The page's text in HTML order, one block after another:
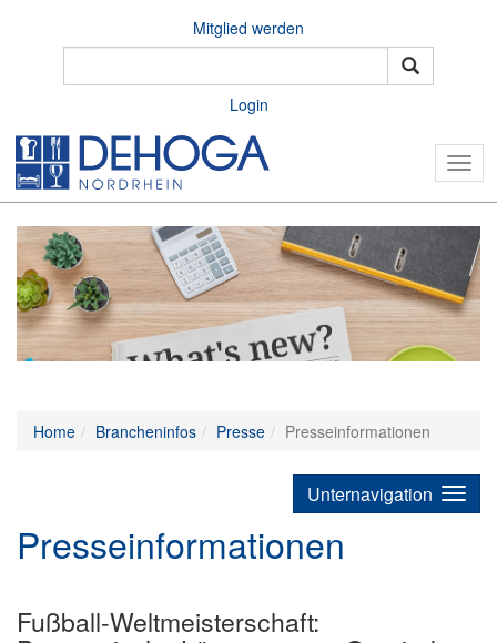
Mitglied werden
Login
Home Brancheninfos Presse Presseinformationen
Unternavigation
Presseinformationen
Fußball-Weltmeisterschaft: